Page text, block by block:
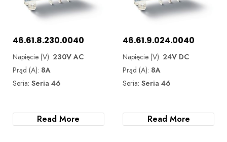
46.61.8.230.0040
Napięcie (V): 230V AC
Prąd (A): 8A
Seria: Seria 46
Read More
46.61.9.024.0040
Napięcie (V): 24V DC
Prąd (A): 8A
Seria:Seria 46
Read More